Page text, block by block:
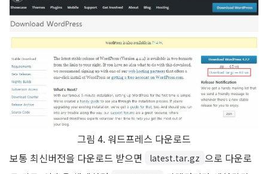
그림 4. 워드프레스 다운로드
보통 최신버전을 다운로드 받으면
latest.tar.gz 으로 다운로